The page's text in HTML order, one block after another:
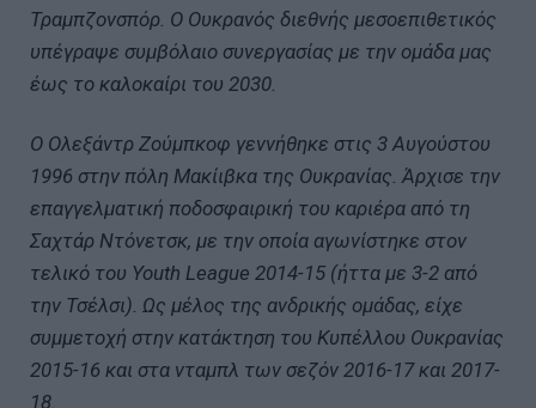
Τραμπζονσπόρ. Ο Ουκρανός διεθνής μεσοεπιθετικός
υπέγραψε συμβόλαιο συνεργασίας με την ομάδα μας
έως το καλοκαίρι του 2030.
Ο Ολεξάντρ Ζούμπκοφ γεννήθηκε στις 3 Αυγούστου
1996 στην πόλη Μακίιβκα της Ουκρανίας. Άρχισε την
επαγγελματική ποδοσφαιρική του καριέρα από τη
Σαχτάρ Ντόνετσκ, με την οποία αγωνίστηκε στον
τελικό του Youth League 2014-15 (ήττα με 3-2 από
την Τσέλσι). Ως μέλος της ανδρικής ομάδας, είχε
συμμετοχή στην κατάκτηση του Κυπέλλου Ουκρανίας
2015-16 και στα νταμπλ των σεζόν 2016-17 και 2017-
18.